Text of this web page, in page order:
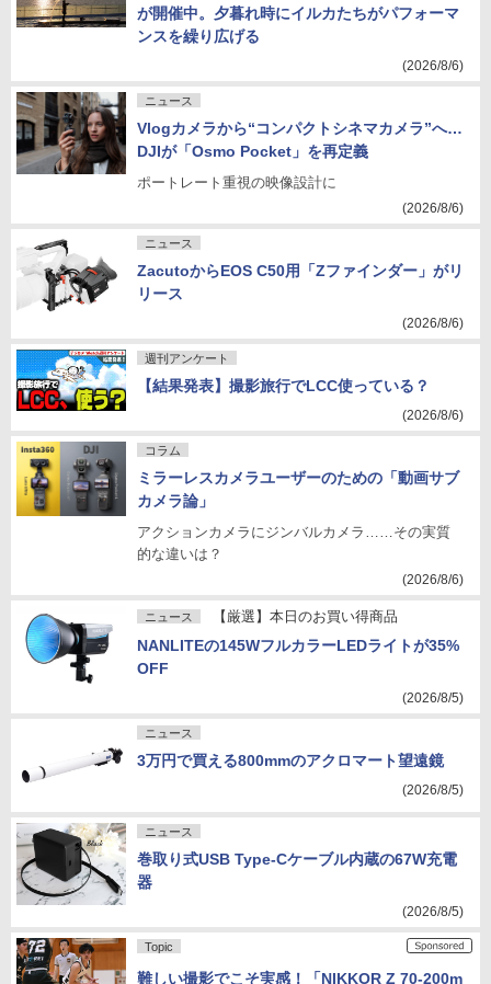
が開催中。夕暮れ時にイルカたちがパフォーマ
ンスを繰り広げる
(2026/8/6)
ニュース
Vlogカメラから“コンパクトシネマカメラ”へ…
DJIが「Osmo Pocket」を再定義
ポートレート重視の映像設計に
(2026/8/6)
ニュース
ZacutoからEOS C50用「Zファインダー」がリ
リース
(2026/8/6)
週刊アンケート
【結果発表】撮影旅行でLCC使っている？
(2026/8/6)
コラム
ミラーレスカメラユーザーのための「動画サブ
カメラ論」
アクションカメラにジンバルカメラ……その実質
的な違いは？
(2026/8/6)
ニュース 【厳選】本日のお買い得商品
NANLITEの145WフルカラーLEDライトが35%
OFF
(2026/8/5)
ニュース
3万円で買える800mmのアクロマート望遠鏡
(2026/8/5)
ニュース
巻取り式USB Type-Cケーブル内蔵の67W充電
器
(2026/8/5)
Topic
難しい撮影でこそ実感！「NIKKOR Z 70-200m